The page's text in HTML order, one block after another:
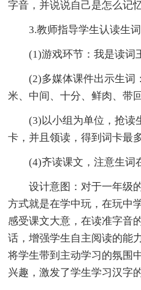
字音，并说说自己是怎么记
3.教师指导学生认读生词
(1)游戏环节：我是读词
(2)多媒体课件出示生词
米、中间、十分、鲜肉、带
(3)以小组为单位，抢读
卡，并且领读，得到词卡最
(4)齐读课文，注意生词
设计意图：对于一年级
方式就是在学中玩，在玩中
感受课文大意，在读准字音
话，增强学生自主阅读的能
将学生带到主动学习的氛围
兴趣，激发了学生学习汉字